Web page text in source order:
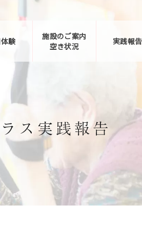
験
施設のご案内
空き状況
実践報告